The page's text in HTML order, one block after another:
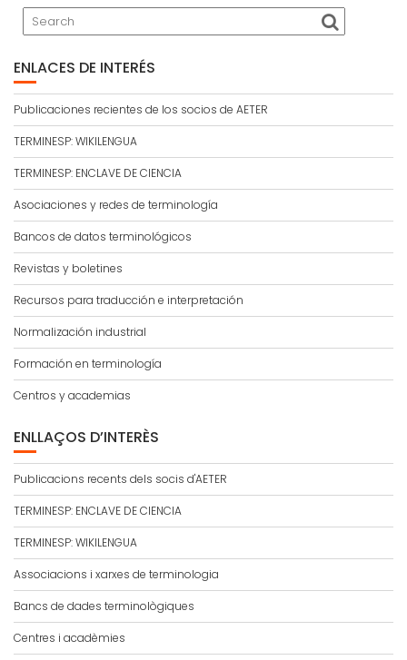
ENLACES DE INTERÉS
Publicaciones recientes de los socios de AETER
TERMINESP: WIKILENGUA
TERMINESP: ENCLAVE DE CIENCIA
Asociaciones y redes de terminología
Bancos de datos terminológicos
Revistas y boletines
Recursos para traducción e interpretación
Normalización industrial
Formación en terminología
Centros y academias
ENLLAÇOS D’INTERÈS
Publicacions recents dels socis d'AETER
TERMINESP: ENCLAVE DE CIENCIA
TERMINESP: WIKILENGUA
Associacions i xarxes de terminologia
Bancs de dades terminològiques
Centres i acadèmies